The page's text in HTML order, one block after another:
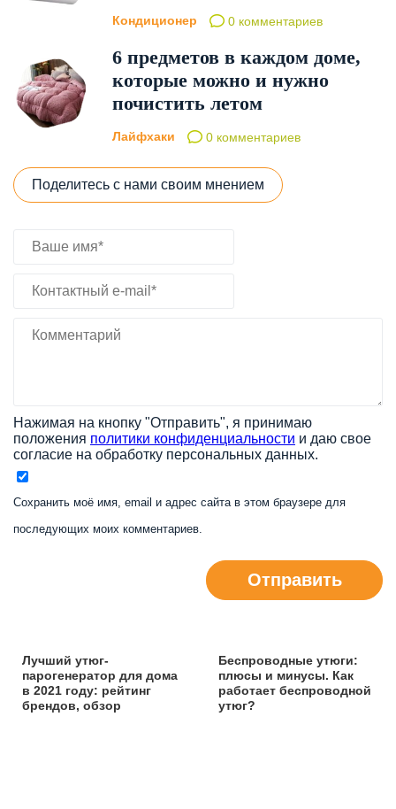
Кондиционер 0 комментариев
6 предметов в каждом доме,
которые можно и нужно
почистить летом
Лайфхаки 0 комментариев
Поделитесь с нами своим мнением
Нажимая на кнопку "Отправить", я принимаю
положения политики конфиденциальности и даю свое
согласие на обработку персональных данных.
Сохранить моё имя, email и адрес сайта в этом браузере для
последующих моих комментариев.
Отправить
Лучший утюг-
парогенератор для дома
в 2021 году: рейтинг
брендов, обзор
Беспроводные утюги:
плюсы и минусы. Как
работает беспроводной
утюг?